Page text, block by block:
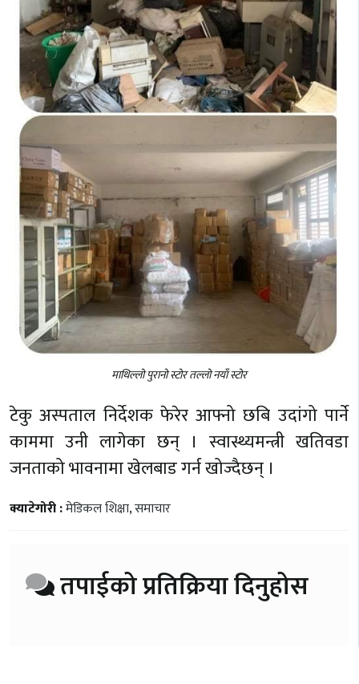
माथिल्लो पुरानो स्टोर तल्लो नयाँ स्टोर
टेकु अस्पताल निर्देशक फेरेर आफ्नो छबि उदांगो पार्ने
काममा उनी लागेका छन् । स्वास्थ्यमन्त्री खतिवडा
जनताको भावनामा खेलबाड गर्न खोज्दैछन् ।
क्याटेगोरी :मेडिकल शिक्षा,समाचार
तपाईको प्रतिक्रिया दिनुहोस